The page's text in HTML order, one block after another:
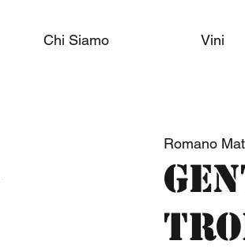
Chi Siamo Vini
Romano